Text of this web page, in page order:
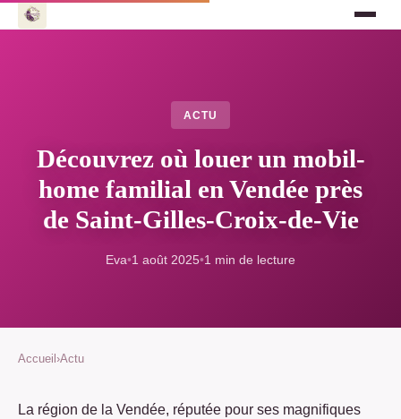
ACTU
Découvrez où louer un mobil-
home familial en Vendée près
de Saint-Gilles-Croix-de-Vie
Eva•1 août 2025•1 min de lecture
Accueil ›Actu
La région de la Vendée, réputée pour ses magnifiques